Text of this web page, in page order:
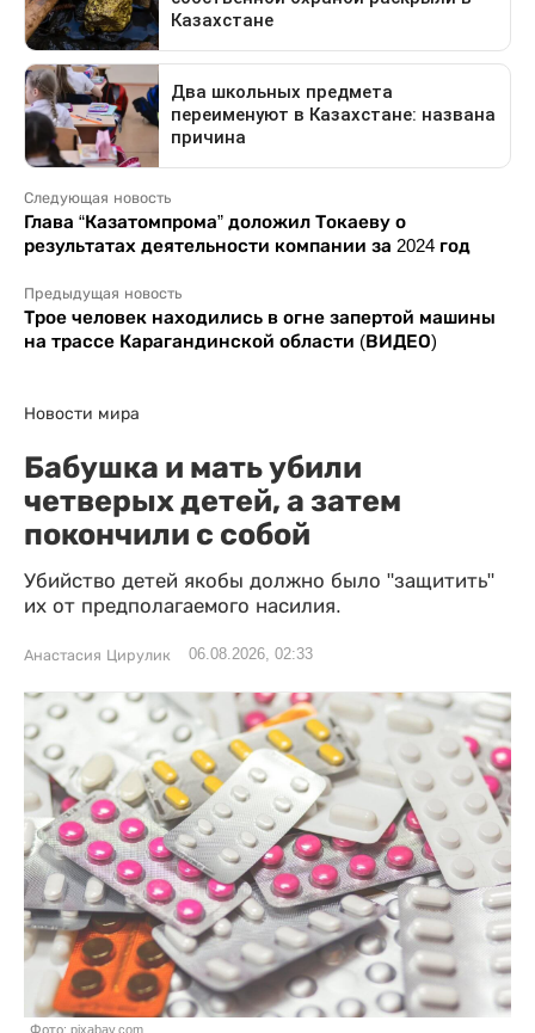
Следующая новость
Глава “Казатомпрома” доложил Токаеву о
результатах деятельности компании за 2024 год
Предыдущая новость
Трое человек находились в огне запертой машины
на трассе Карагандинской области (ВИДЕО)
Новости мира
Бабушка и мать убили
четверых детей, а затем
покончили с собой
Убийство детей якобы должно было "защитить"
их от предполагаемого насилия.
Анастасия Цирулик 06.08.2026, 02:33
Фото: pixabay.com